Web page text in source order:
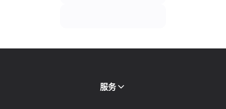
服务